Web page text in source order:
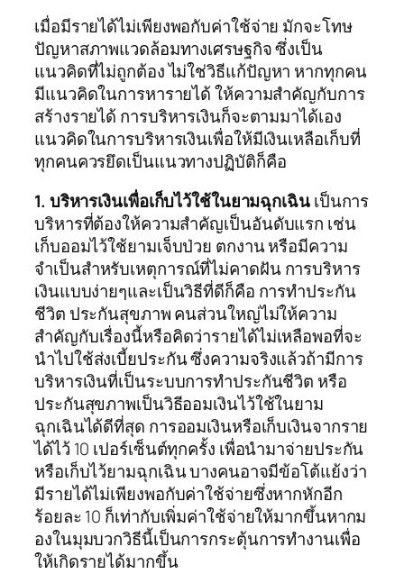
เมื่อมีรายได้ไม่เพียงพอกับค่าใช้จ่าย มักจะโทษ
ปัญหาสภาพแวดล้อมทางเศรษฐกิจ ซึ่งเป็น
แนวคิดที่ไม่ถูกต้อง ไม่ใช่วิธีแก้ปัญหา หากทุกคน
มีแนวคิดในการหารายได้ ให้ความสำคัญกับการ
สร้างรายได้ การบริหารเงินก็จะตามมาได้เอง
แนวคิดในการบริหารเงินเพื่อให้มีเงินเหลือเก็บที่
ทุกคนควรยึดเป็นแนวทางปฏิบัติก็คือ
1. บริหารเงินเพื่อเก็บไว้ใช้ในยามฉุกเฉินเป็นการ
บริหารที่ต้องให้ความสำคัญเป็นอันดับแรก เช่น
เก็บออมไว้ใช้ยามเจ็บป่วย ตกงาน หรือมีความ
จำเป็นสำหรับเหตุการณ์ที่ไม่คาดฝัน การบริหาร
เงินแบบง่ายๆและเป็นวิธีที่ดีก็คือ การทำประกัน
ชีวิต ประกันสุขภาพ คนส่วนใหญ่ไม่ให้ความ
สำคัญกับเรื่องนี้หรือคิดว่ารายได้ไม่เหลือพอที่จะ
นำไปใช้ส่งเบี้ยประกัน ซึ่งความจริงแล้วถ้ามีการ
บริหารเงินที่เป็นระบบการทำประกันชีวิต หรือ
ประกันสุขภาพเป็นวิธีออมเงินไว้ใช้ในยาม
ฉุกเฉินได้ดีที่สุด การออมเงินหรือเก็บเงินจากราย
ได้ไว้ 10 เปอร์เซ็นต์ทุกครั้ง เพื่อนำมาจ่ายประกัน
หรือเก็บไว้ยามฉุกเฉิน บางคนอาจมีข้อโต้แย้งว่า
มีรายได้ไม่เพียงพอกับค่าใช้จ่ายซึ่งหากหักอีก
ร้อยละ 10 ก็เท่ากับเพิ่มค่าใช้จ่ายให้มากขึ้นหากม
องในมุมบวกวิธีนี้เป็นการกระตุ้นการทำงานเพื่อ
ให้เกิดรายได้มากขึ้น